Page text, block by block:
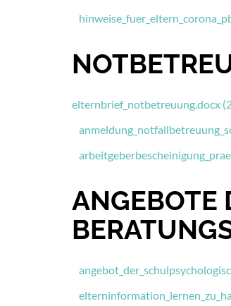
elternbrief_notbetreuung.docx
ANGEBOTE